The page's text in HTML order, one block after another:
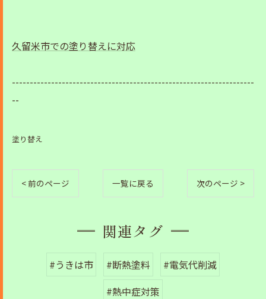
久留米市での塗り替えに対応
--------------------------------------------------------------------
--
塗り替え
< 前のページ 一覧に戻る 次のページ >
関連タグ
#うきは市 #断熱塗料
#電気代削減
#熱中症対策